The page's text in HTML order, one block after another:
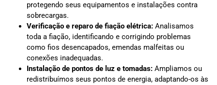
protegendo seus equipamentos e instalações contra
sobrecargas.
Verificação e reparo de fiação elétrica: Analisamos
toda a fiação, identificando e corrigindo problemas
como fios desencapados, emendas malfeitas ou
conexões inadequadas.
Instalação de pontos de luz e tomadas: Ampliamos ou
redistribuímos seus pontos de energia, adaptando-os às